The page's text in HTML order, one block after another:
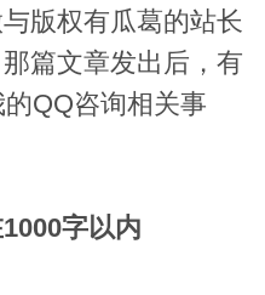
版权有瓜葛的站长
篇文章发出后，有
QQ咨询相关事
字以内